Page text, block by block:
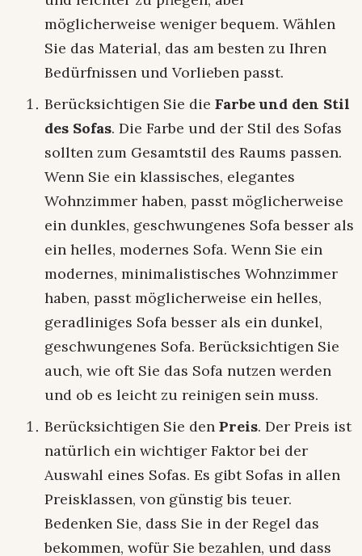
möglicherweise weniger bequem. Wählen
Sie das Material, das am besten zu Ihren
Bedürfnissen und Vorlieben passt.
Berücksichtigen Sie die Farbe und den Stil
des Sofas. Die Farbe und der Stil des Sofas
sollten zum Gesamtstil des Raums passen.
Wenn Sie ein klassisches, elegantes
Wohnzimmer haben, passt möglicherweise
ein dunkles, geschwungenes Sofa besser als
ein helles, modernes Sofa. Wenn Sie ein
modernes, minimalistisches Wohnzimmer
haben, passt möglicherweise ein helles,
geradliniges Sofa besser als ein dunkel,
geschwungenes Sofa. Berücksichtigen Sie
auch, wie oft Sie das Sofa nutzen werden
und ob es leicht zu reinigen sein muss.
Berücksichtigen Sie den Preis. Der Preis ist
natürlich ein wichtiger Faktor bei der
Auswahl eines Sofas. Es gibt Sofas in allen
Preisklassen, von günstig bis teuer.
Bedenken Sie, dass Sie in der Regel das
bekommen, wofür Sie bezahlen, und dass